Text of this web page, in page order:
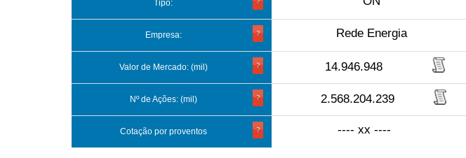
Tipo:
Empresa: Rede Energia
Valor de Mercado: (mil) 14.946.948
Nº de Ações: (mil) 2.568.204.239
Cotação por proventos ---- xx ----